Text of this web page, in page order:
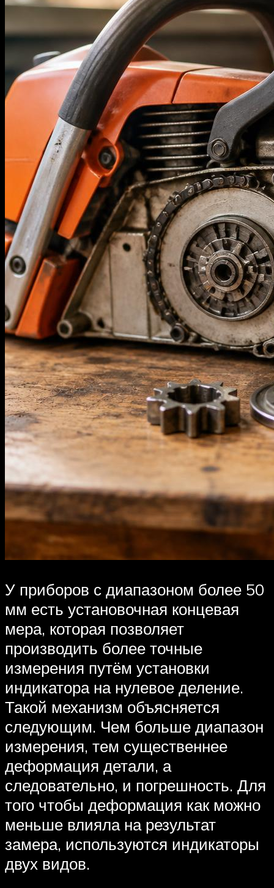
У приборов с диапазоном более 50
мм есть установочная концевая
мера, которая позволяет
производить более точные
измерения путём установки
индикатора на нулевое деление.
Такой механизм объясняется
следующим. Чем больше диапазон
измерения, тем существеннее
деформация детали, а
следовательно, и погрешность. Для
того чтобы деформация как можно
меньше влияла на результат
замера, используются индикаторы
двух видов.